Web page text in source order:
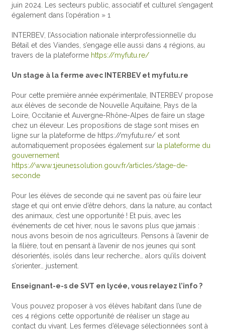
juin 2024. Les secteurs public, associatif et culturel s’engagent
également dans l’opération » 1
INTERBEV, l’Association nationale interprofessionnelle du
Bétail et des Viandes, s’engage elle aussi dans 4 régions, au
travers de la plateforme https://myfutu.re/
Un stage à la ferme avec INTERBEV et myfutu.re
Pour cette première année expérimentale, INTERBEV propose
aux élèves de seconde de Nouvelle Aquitaine, Pays de la
Loire, Occitanie et Auvergne-Rhône-Alpes de faire un stage
chez un éleveur. Les propositions de stage sont mises en
ligne sur la plateforme de https://myfutu.re/ et sont
automatiquement proposées également sur la plateforme du
gouvernement
https://www.1jeune1solution.gouv.fr/articles/stage-de-
seconde
Pour les élèves de seconde qui ne savent pas où faire leur
stage et qui ont envie d’être dehors, dans la nature, au contact
des animaux, c’est une opportunité ! Et puis, avec les
événements de cet hiver, nous le savons plus que jamais :
nous avons besoin de nos agriculteurs. Pensons à l’avenir de
la filière, tout en pensant à l’avenir de nos jeunes qui sont
désorientés, isolés dans leur recherche… alors qu’ils doivent
s’orienter… justement.
Enseignant-e-s de SVT en lycée, vous relayez l’info ?
Vous pouvez proposer à vos élèves habitant dans l’une de
ces 4 régions cette opportunité de réaliser un stage au
contact du vivant. Les fermes d’élevage sélectionnées sont à